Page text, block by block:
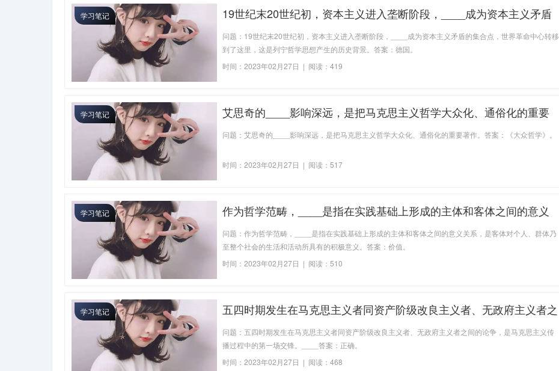
学习笔记
19世纪末20世纪初，资本主义进入垄断阶段，____成为资本主义矛盾
背景
问题：19世纪末20世纪初，资本主义进入垄断阶段，____成为资本主义矛盾的集合点，世界革命中心转移
到了这里，这是列宁哲学思想产生的历史背景。答案：德国。
时间：2023年02月27日 | 阅读：419
学习笔记
艾思奇的____影响深远，是把马克思主义哲学大众化、通俗化的重要
问题：艾思奇的____影响深远，是把马克思主义哲学大众化、通俗化的重要著作。答案：《大众哲学》。
时间：2023年02月27日 | 阅读：517
学习笔记
作为哲学范畴，____是指在实践基础上形成的主体和客体之间的意义
义
问题：作为哲学范畴，____是指在实践基础上形成的主体和客体之间的意义关系，是客体对个人、群体乃
至整个社会的生活和活动所具有的积极意义。答案：价值。
时间：2023年02月27日 | 阅读：510
学习笔记
五四时期发生在马克思主义者同资产阶级改良主义者、无政府主义者之
问题：五四时期发生在马克思主义者同资产阶级改良主义者、无政府主义者之间的论争，是马克思主义传
播过程中的第一场交锋。____答案：正确。
时间：2023年02月27日 | 阅读：468